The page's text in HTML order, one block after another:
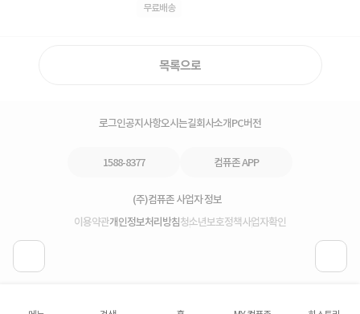
무료배송
목록으로
로그인공지사항오시는길회사소개PC버전
1588-8377 컴퓨존 APP
(주)컴퓨존 사업자 정보
이용약관개인정보처리방침청소년보호정책사업자확인